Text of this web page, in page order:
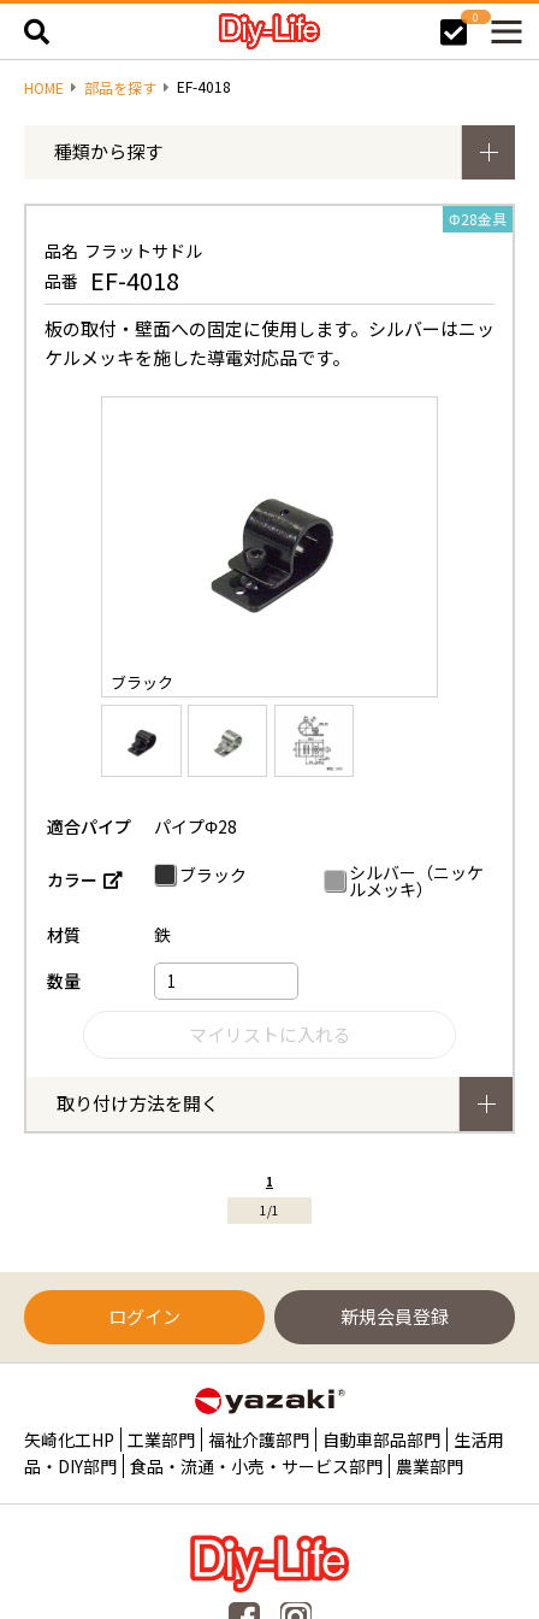
0
HOME 部品を探す EF-4018
種類から探す
Φ28金具
品名 フラットサドル
品番
EF-4018
板の取付・壁面への固定に使用します。シルバーはニッ
ケルメッキを施した導電対応品です。
ブラック
適合パイプ パイプΦ28
カラー ブラック シルバー（ニッケ
ルメッキ）
材質
鉄
数量
取り付け方法を開く
1/1
1
ログイン 新規会員登録
矢崎化工HP 工業部門 福祉介護部門 自動車部品部門 生活用
品・DIY部門 食品・流通・小売・サービス部門 農業部門